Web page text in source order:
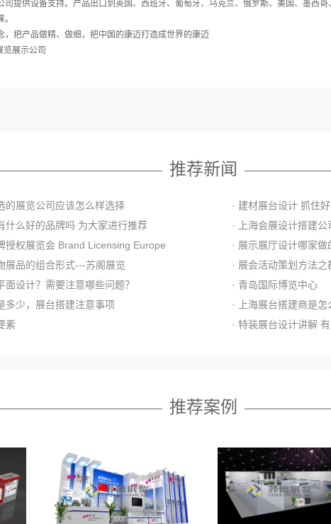
司提供设备支持。产品出口到英国、西班牙、葡萄牙、乌克兰、俄罗斯、美国、墨西
把产品做精、做细，把中国的康迈打造成世界的康迈
览展示公司
推荐新闻
的展览公司应该怎么样选择
· 建材展台设计 抓住
什么好的品牌吗 为大家进行推荐
· 上海会展设计搭建
授权展览会 Brand Licensing Europe
· 展示展厅设计哪家做
展品的组合形式---苏阁展览
· 展会活动策划方法之
面设计？需要注意哪些问题？
· 青岛国际博览中心
多少，展台搭建注意事项
· 上海展台搭建商是
素
· 特装展台设计讲解
推荐案例